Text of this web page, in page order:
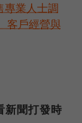
專業人士調
客戶經營與
新聞打發時